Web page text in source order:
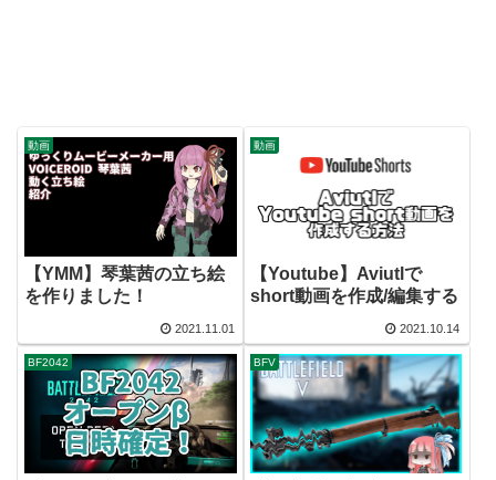
動画
【YMM】琴葉茜の立ち絵
を作りました！
2021.11.01
動画
【Youtube】Aviutlで
short動画を作成/編集する
2021.10.14
BF2042 BFV